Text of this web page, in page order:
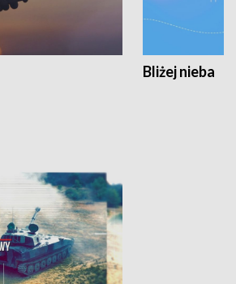
Bliżej nieba